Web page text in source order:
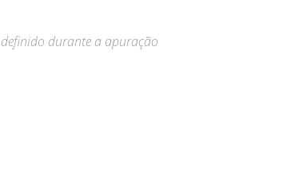
durante a apuração